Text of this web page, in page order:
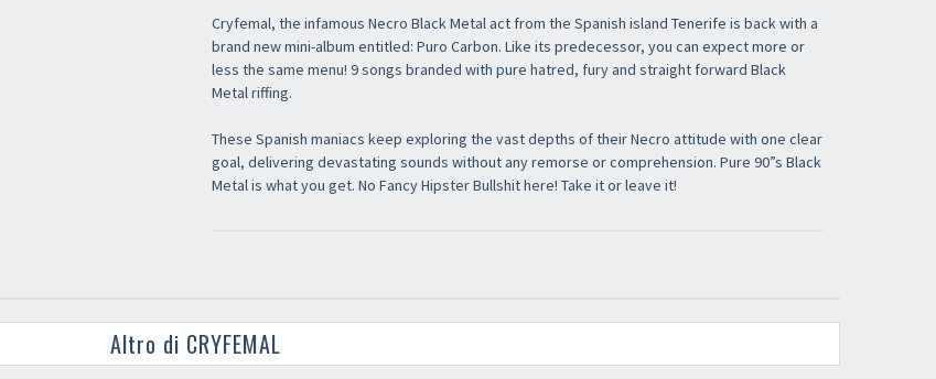
Cryfemal, the infamous Necro Black Metal act from the Spanish island Tenerife is back with a
brand new mini-album entitled: Puro Carbon. Like its predecessor, you can expect more or
less the same menu! 9 songs branded with pure hatred, fury and straight forward Black
Metal riffing.
These Spanish maniacs keep exploring the vast depths of their Necro attitude with one clear
goal, delivering devastating sounds without any remorse or comprehension. Pure 90”s Black
Metal is what you get. No Fancy Hipster Bullshit here! Take it or leave it!
Altro di CRYFEMAL
ultimi arrivi in negozio e delle promozioni
attive!